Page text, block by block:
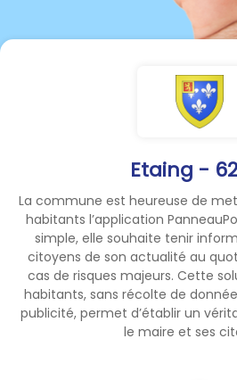
Etaing -
La commune est heureuse de
habitants l’application
simple, elle souhaite tenir
citoyens de son actualité au
cas de risques majeurs. Cette
habitants, sans récolte de
publicité, permet d’établir un
le maire et ses
Gouy-sous-Bellonne
Au programme :
✅ Les bases du
✅ Des conseils
✅ Des astuces pour
vos déchets au
🎁 Une remise de
est prévue à l'issue
réunion.
⚠️ Inscription
auprès du SYMEVAD :
📞 03 21 74 35 99